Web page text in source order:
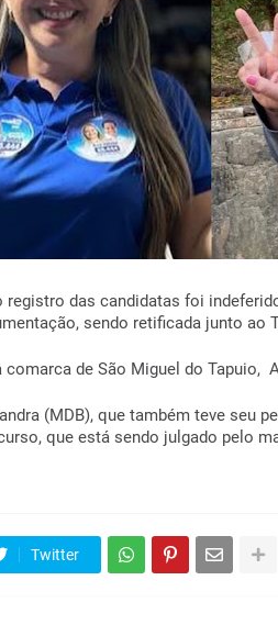
registro das candidatas foi
sendo retificada junto ao
de São Miguel do Tapuio,
(MDB), que também teve seu
que está sendo julgado pelo
Twitter